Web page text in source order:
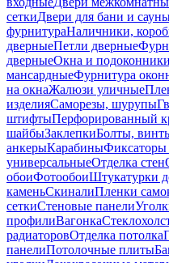
сеткиДвери для бани и
фурнитураНаличники,
дверныеПетли дверные
дверныеОкна и подоконники
мансардныеФурнитура
на окнаЖалюзи уличные
изделияСаморезы, шурупы
штифтыПерфорированный
шайбыЗаклепкиБолты,
анкерыКарабиныФиксаторы
универсальныеОтделка стен
обоиФотообоиШтукатурки
каменьСкиналиПленки
сеткиСтеновые панели
профилиВагонка
радиаторовОтделка потолка
панелиПотолочные плиты